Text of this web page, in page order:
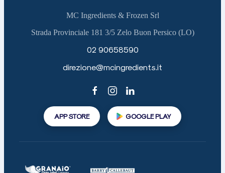
MC Ingredients & Frozen Srl
Strada Provinciale 181 3/5 Zelo Buon Persico (LO)
02 90658590
direzione@mcingredients.it
APP STORE GOOGLE PLAY